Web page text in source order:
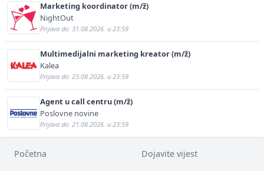
Marketing koordinator (m/ž)
NightOut
Prijava do: 31.08.2026. u 23:59
Multimedijalni marketing kreator (m/ž)
Kalea
Prijava do: 23.08.2026. u 23:59
Agent u call centru (m/ž)
Poslovne novine
Prijava do: 21.08.2026. u 23:59
Početna Dojavite vijest